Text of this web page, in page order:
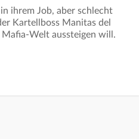
ihrem Job, aber schlecht
Kartellboss Manitas del
Welt aussteigen will.